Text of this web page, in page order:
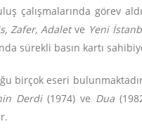
çalışmalarında görev
Zafer, Adaletve Yeni
sürekli basın kartı
birçok eseri
Derdi(1974) ve Dua